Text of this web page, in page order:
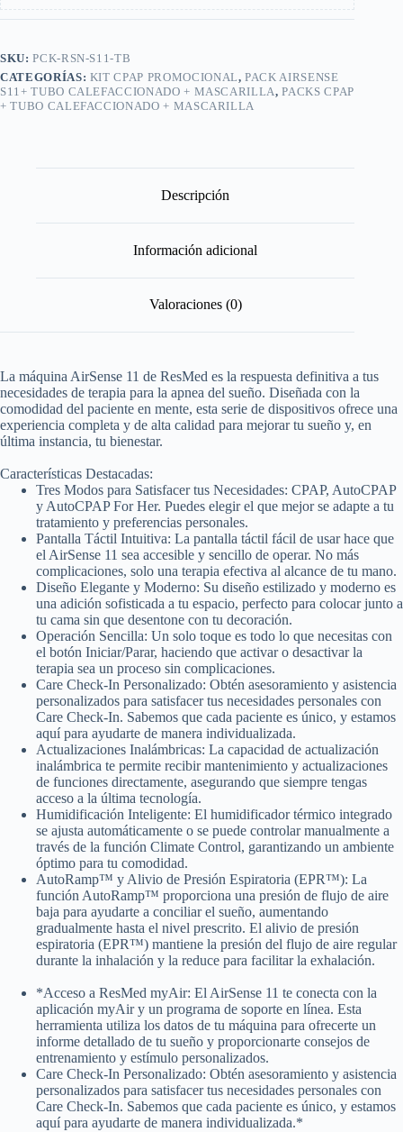
SKU:PCK-RSN-S11-TB
CATEGORÍAS: KIT CPAP PROMOCIONAL,PACK AIRSENSE
S11+ TUBO CALEFACCIONADO + MASCARILLA,PACKS CPAP
+ TUBO CALEFACCIONADO + MASCARILLA
Descripción
Información adicional
Valoraciones (0)
La máquina AirSense 11 de ResMed es la respuesta definitiva a tus
necesidades de terapia para la apnea del sueño. Diseñada con la
comodidad del paciente en mente, esta serie de dispositivos ofrece una
experiencia completa y de alta calidad para mejorar tu sueño y, en
última instancia, tu bienestar.
Características Destacadas:
Tres Modos para Satisfacer tus Necesidades: CPAP, AutoCPAP
y AutoCPAP For Her. Puedes elegir el que mejor se adapte a tu
tratamiento y preferencias personales.
Pantalla Táctil Intuitiva: La pantalla táctil fácil de usar hace que
el AirSense 11 sea accesible y sencillo de operar. No más
complicaciones, solo una terapia efectiva al alcance de tu mano.
Diseño Elegante y Moderno: Su diseño estilizado y moderno es
una adición sofisticada a tu espacio, perfecto para colocar junto a
tu cama sin que desentone con tu decoración.
Operación Sencilla: Un solo toque es todo lo que necesitas con
el botón Iniciar/Parar, haciendo que activar o desactivar la
terapia sea un proceso sin complicaciones.
Care Check-In Personalizado: Obtén asesoramiento y asistencia
personalizados para satisfacer tus necesidades personales con
Care Check-In. Sabemos que cada paciente es único, y estamos
aquí para ayudarte de manera individualizada.
Actualizaciones Inalámbricas: La capacidad de actualización
inalámbrica te permite recibir mantenimiento y actualizaciones
de funciones directamente, asegurando que siempre tengas
acceso a la última tecnología.
Humidificación Inteligente: El humidificador térmico integrado
se ajusta automáticamente o se puede controlar manualmente a
través de la función Climate Control, garantizando un ambiente
óptimo para tu comodidad.
AutoRamp™ y Alivio de Presión Espiratoria (EPR™): La
función AutoRamp™ proporciona una presión de flujo de aire
baja para ayudarte a conciliar el sueño, aumentando
gradualmente hasta el nivel prescrito. El alivio de presión
espiratoria (EPR™) mantiene la presión del flujo de aire regular
durante la inhalación y la reduce para facilitar la exhalación.
*Acceso a ResMed myAir: El AirSense 11 te conecta con la
aplicación myAir y un programa de soporte en línea. Esta
herramienta utiliza los datos de tu máquina para ofrecerte un
informe detallado de tu sueño y proporcionarte consejos de
entrenamiento y estímulo personalizados.
Care Check-In Personalizado: Obtén asesoramiento y asistencia
personalizados para satisfacer tus necesidades personales con
Care Check-In. Sabemos que cada paciente es único, y estamos
aquí para ayudarte de manera individualizada.*